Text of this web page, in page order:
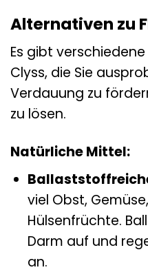
Alternativen zu
Es gibt
Clyss, die Sie
Verdauung zu
zu lösen.
Natürliche Mittel:
viel Obst,
Hülsenfrüchte.
Darm auf und
an.